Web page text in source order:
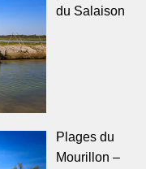
du Salaison
Plages du
Mourillon –